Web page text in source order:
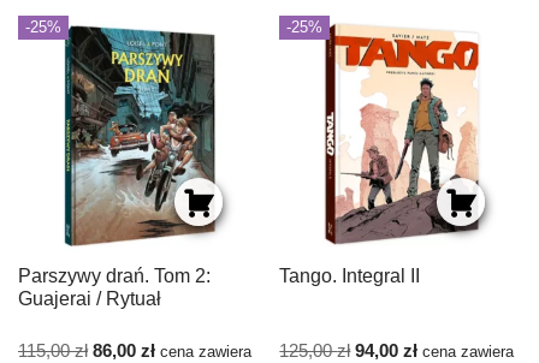
-25%
Parszywy drań. Tom 2:
Guajerai / Rytuał
115,00zł 86,00 zł cena zawiera
-25%
Tango. Integral II
125,00zł 94,00zł cena zawiera